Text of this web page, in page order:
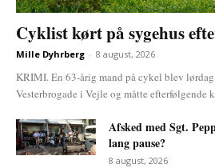
Cyklist kørt på sygehus
Mille Dyhrberg - 8 august, 2026
KRIMI. En 63-årig mand på cykel blev
Vesterbrogade i Vejle og måtte efterfølgende
Afsked med Sgt.
lang pause?
8 august, 2026